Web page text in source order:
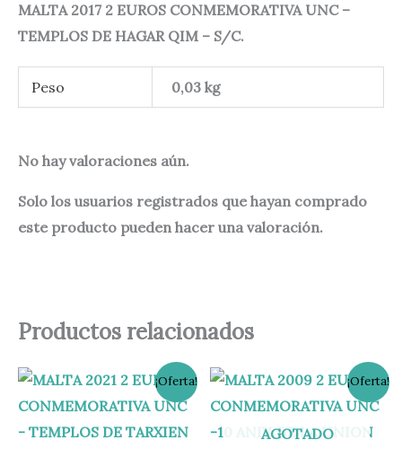
MALTA 2017 2 EUROS CONMEMORATIVA UNC –
TEMPLOS DE HAGAR QIM – S/C.
Peso 0,03 kg
No hay valoraciones aún.
Solo los usuarios registrados que hayan comprado
este producto pueden hacer una valoración.
Productos relacionados
¡Oferta!
El
precio
original
era:
17,95 €.
El
precio
actual
es:
14,95 €.
¡Oferta!
AGOTADO
El
precio
original
7,95 €.
El
precio
actual
6,95 €.